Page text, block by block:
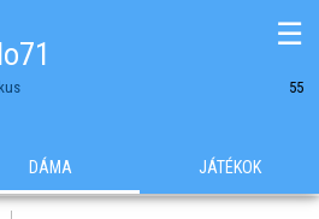
55
☰
DÁMA JÁTÉKOK